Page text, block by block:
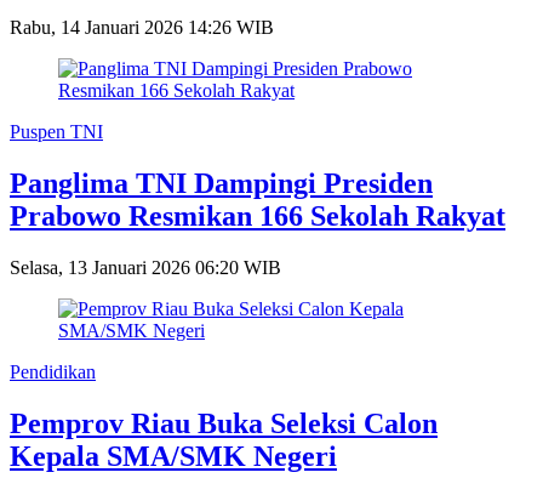
Rabu, 14 Januari 2026 14:26 WIB
Puspen TNI
Panglima TNI Dampingi Presiden
Prabowo Resmikan 166 Sekolah Rakyat
Selasa, 13 Januari 2026 06:20 WIB
Pendidikan
Pemprov Riau Buka Seleksi Calon
Kepala SMA/SMK Negeri